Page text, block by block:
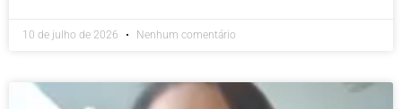
10 de julho de 2026 Nenhum comentário